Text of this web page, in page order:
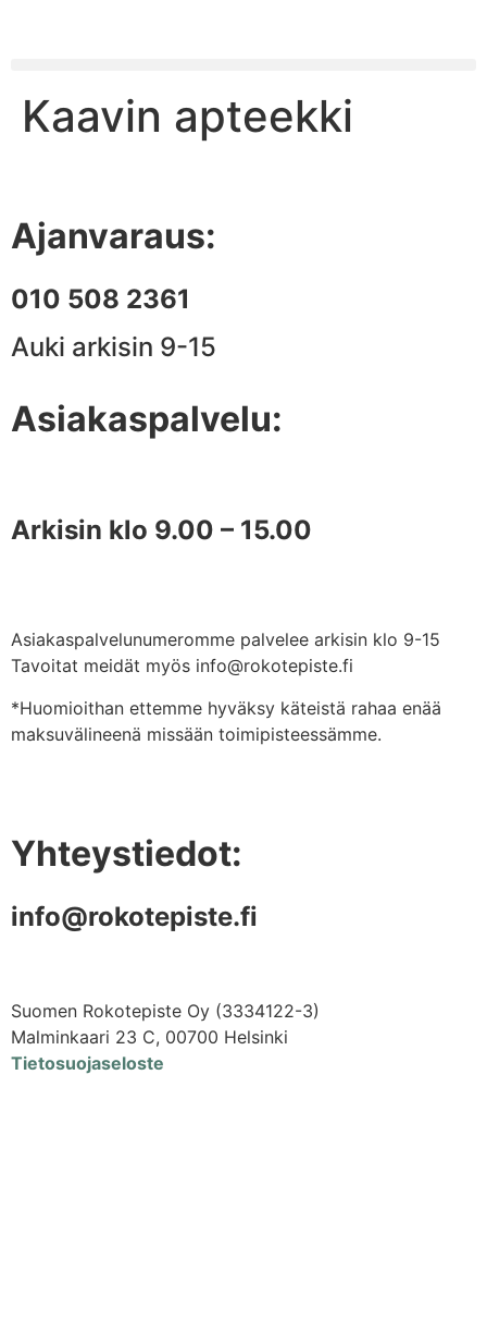
Kaavin apteekki
Ajanvaraus:
010 508 2361
Auki arkisin 9-15
Asiakaspalvelu:
Arkisin klo 9.00 – 15.00
Asiakaspalvelunumeromme palvelee arkisin klo 9-15
Tavoitat meidät myös info@rokotepiste.fi
*Huomioithan ettemme hyväksy käteistä rahaa enää
maksuvälineenä missään toimipisteessämme.
Yhteystiedot:
info@rokotepiste.fi
Suomen Rokotepiste Oy (3334122-3)
Malminkaari 23 C, 00700 Helsinki
Tietosuojaseloste